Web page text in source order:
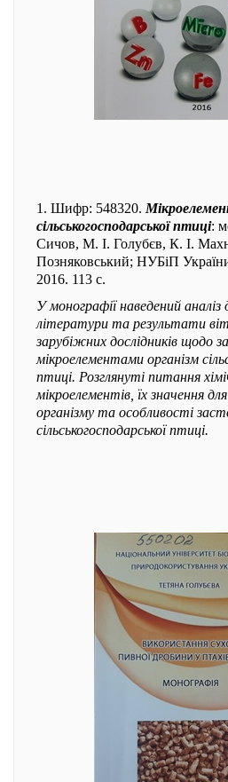
1. Шифр: 548320.
сільськогосподарської птиці:
Сичов, М. І. Голубєв, К. І.
Позняковський; НУБіП
2016. 113 с.
У монографії наведений аналіз
літератури та результати
зарубіжних дослідників щодо
мікроелементами організм
птиці. Розглянуті питання
мікроелементів, їх значення
організму та особливості
сільськогосподарської птиці.